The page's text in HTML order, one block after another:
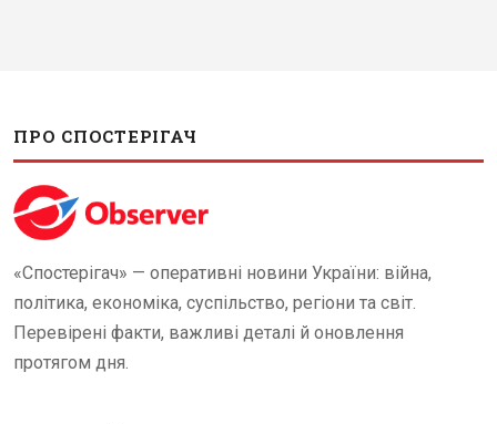
ПРО СПОСТЕРІГАЧ
«Спостерігач» — оперативні новини України: війна,
політика, економіка, суспільство, регіони та світ.
Перевірені факти, важливі деталі й оновлення
протягом дня.